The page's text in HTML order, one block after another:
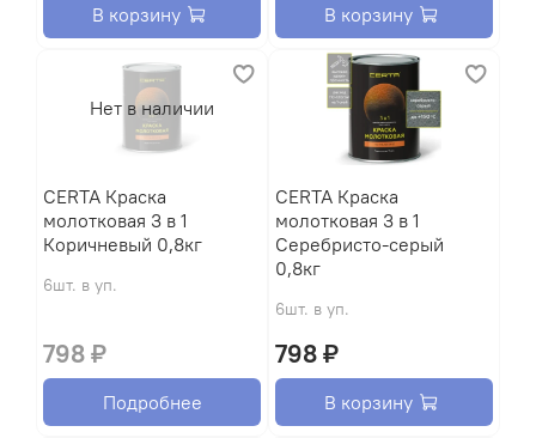
В корзину В корзину
Нет в наличии
CERTA Краска
молотковая 3 в 1
Коричневый 0,8кг
6шт. в уп.
798 ₽
Подробнее
CERTA Краска
молотковая 3 в 1
Серебристо-серый
0,8кг
6шт. в уп.
798 ₽
В корзину